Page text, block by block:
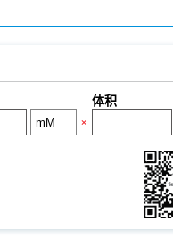
体积
×